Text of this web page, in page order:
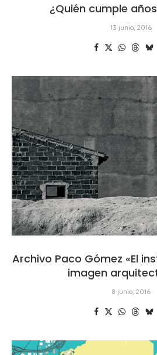
¿Quién cumple
13 junio, 2016
Archivo Paco Gómez «El
imagen
8 junio, 2016